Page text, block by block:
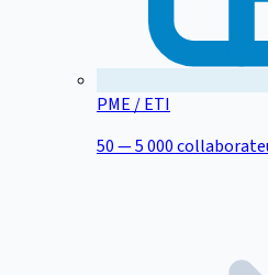
PME / ETI
50 — 5 000